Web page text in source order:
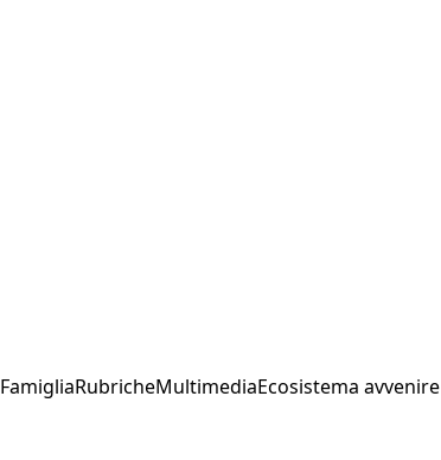
FamigliaRubricheMultimediaEcosistema avvenire